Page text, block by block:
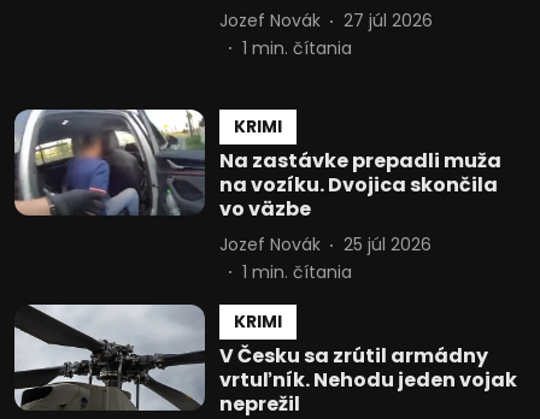
Jozef Novák
27 júl 2026
1 min. čítania
KRIMI
Na zastávke prepadli muža
na vozíku. Dvojica skončila
vo väzbe
Jozef Novák
25 júl 2026
1 min. čítania
KRIMI
V Česku sa zrútil armádny
vrtuľník. Nehodu jeden vojak
neprežil